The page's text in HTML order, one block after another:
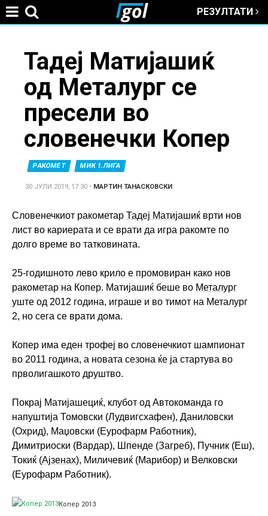
РЕЗУЛТАТИ
You
here
Тадеј Матијашиќ
од Металург се
пресели во
словенечки Копер
РАКОМЕТ МИК 1.ЛИГА
30 ЈУЛИ 2019, 17:30 • МАРТИН ТАНАСКОВСКИ
Словенечкиот ракометар Тадеј Матијашиќ врти нов
лист во кариерата и се врати да игра ракомте по
долго време во татковината.
25-годишното лево крило е промовиран како нов
ракометар на Копер. Матијашиќ беше во Металург
уште од 2012 година, играше и во тимот на Металург
2, но сега се врати дома.
Копер има еден трофеј во словенечкиот шампионат
во 2011 година, а новата сезона ќе ја стартува во
прволигашкото друштво.
Покрај Матијашециќ, клубот од Автокоманда го
напуштија Томовски (Лудвигсхафен), Даниловски
(Охрид), Маџовски (Еурофарм Работник),
Димитриоски (Вардар), Шпенде (Загреб), Пучник (Еш),
Токиќ (Ајзенах), Миличевиќ (Марибор) и Велковски
(Еурофарм Работник).
Копер 2013